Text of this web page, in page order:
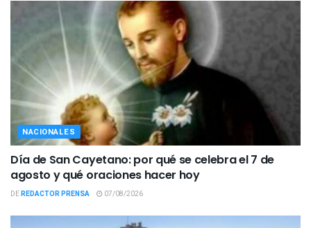
NACIONALES
Día de San Cayetano: por qué se celebra el 7 de
agosto y qué oraciones hacer hoy
DEREDACTOR PRENSA 07/08/2026